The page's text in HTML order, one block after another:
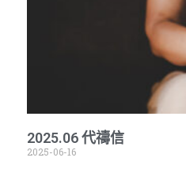
2025.06 代禱信
2025-06-16